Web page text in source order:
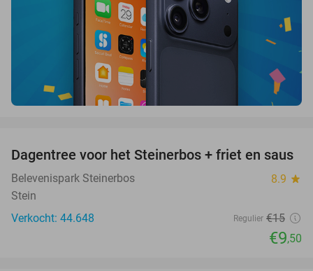
37%
Dagentree voor het Steinerbos + friet en saus
Belevenispark Steinerbos 8.9 star
Stein
Verkocht: 44.648
Regulier €15
€9,50